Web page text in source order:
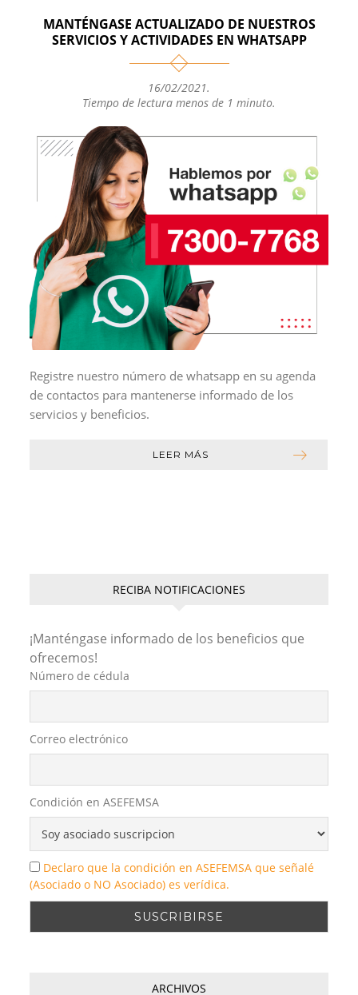
MANTÉNGASE ACTUALIZADO DE NUESTROS
SERVICIOS Y ACTIVIDADES EN WHATSAPP
16/02/2021.
Tiempo de lectura menos de 1 minuto.
Registre nuestro número de whatsapp en su agenda
de contactos para mantenerse informado de los
servicios y beneficios.
LEER MÁS
RECIBA NOTIFICACIONES
¡Manténgase informado de los beneficios que
ofrecemos!
Número de cédula
Correo electrónico
Condición en ASEFEMSA
Declaro que la condición en ASEFEMSA que señalé
(Asociado o NO Asociado) es verídica.
ARCHIVOS